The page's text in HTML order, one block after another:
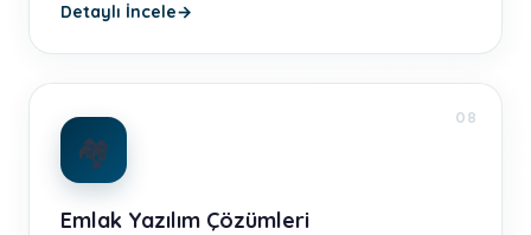
Detaylı İncele→
08
🏘️
Emlak Yazılım Çözümleri